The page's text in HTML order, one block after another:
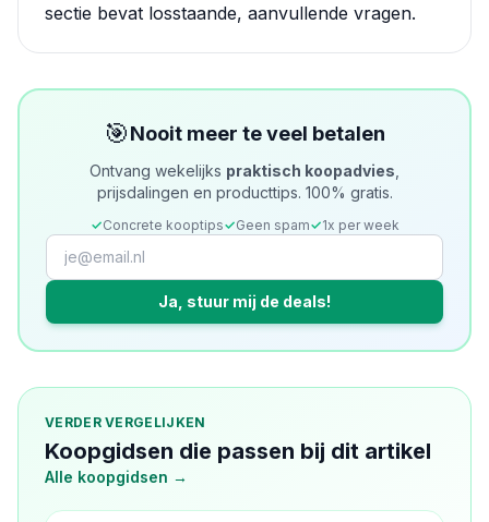
sectie bevat losstaande, aanvullende vragen.
🎯Nooit meer te veel betalen
Ontvang wekelijks praktisch koopadvies
prijsdalingen en producttips. 100% gratis.
✓Concrete kooptips✓Geen spam✓1x per week
Ja, stuur mij de deals!
VERDER VERGELIJKEN
Koopgidsen die passen bij dit artikel
Alle koopgidsen →